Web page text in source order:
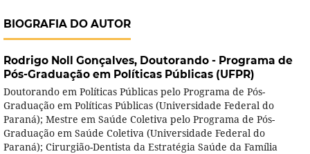
BIOGRAFIA DO AUTOR
Rodrigo Noll Gonçalves, Doutorando - Programa de
Pós-Graduação em Políticas Públicas (UFPR)
Doutorando em Políticas Públicas pelo Programa de Pós-
Graduação em Políticas Públicas (Universidade Federal do
Paraná); Mestre em Saúde Coletiva pelo Programa de Pós-
Graduação em Saúde Coletiva (Universidade Federal do
Paraná); Cirurgião-Dentista da Estratégia Saúde da Família